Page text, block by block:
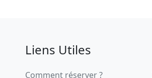
Liens Utiles
Comment réserver ?